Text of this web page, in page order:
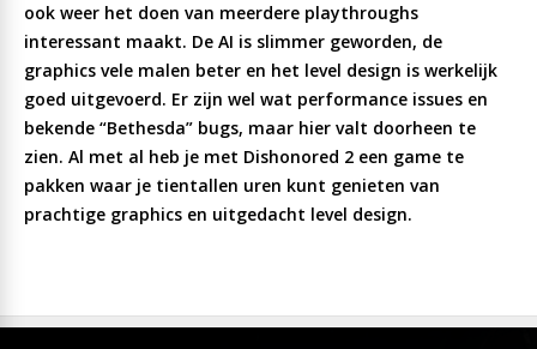
ook weer het doen van meerdere playthroughs
interessant maakt. De AI is slimmer geworden, de
graphics vele malen beter en het level design is werkelijk
goed uitgevoerd. Er zijn wel wat performance issues en
bekende “Bethesda” bugs, maar hier valt doorheen te
zien. Al met al heb je met Dishonored 2 een game te
pakken waar je tientallen uren kunt genieten van
prachtige graphics en uitgedacht level design.